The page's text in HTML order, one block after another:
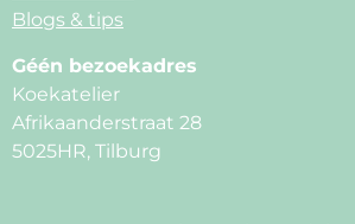
Blogs & tips
Géén bezoekadres
Koekatelier
Afrikaanderstraat 28
5025HR, Tilburg